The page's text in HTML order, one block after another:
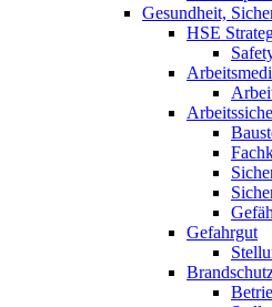
Gesundheit,
HSE
Gefahrgut